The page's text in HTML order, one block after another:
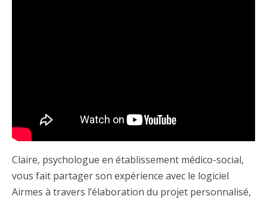
Claire, psychologue en établissement médico-social,
vous fait partager son expérience avec le logiciel
Airmes à travers l’élaboration du projet personnalisé,